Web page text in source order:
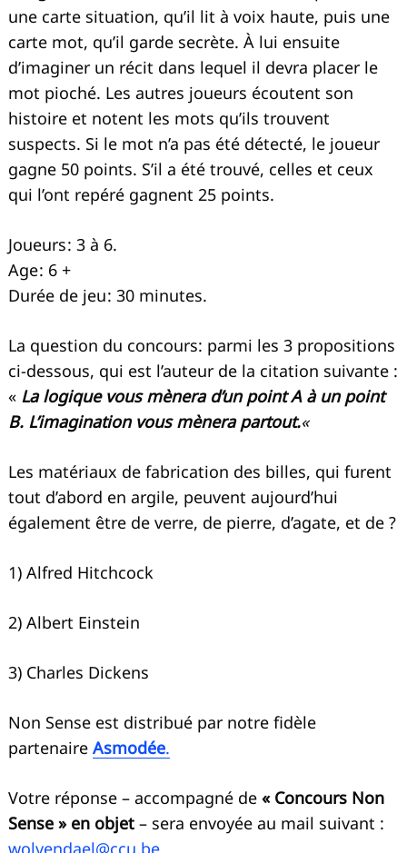
une carte situation, qu’il lit à voix haute, puis une
carte mot, qu’il garde secrète. À lui ensuite
d’imaginer un récit dans lequel il devra placer le
mot pioché. Les autres joueurs écoutent son
histoire et notent les mots qu’ils trouvent
suspects. Si le mot n’a pas été détecté, le joueur
gagne 50 points. S’il a été trouvé, celles et ceux
qui l’ont repéré gagnent 25 points.
Joueurs : 3 à 6.
Age : 6 +
Durée de jeu : 30 minutes.
La question du concours: parmi les 3 propositions
ci-dessous, qui est l’auteur de la citation suivante :
« La logique vous mènera d’un point A à un point
B. L’imagination vous mènera partout.«
Les matériaux de fabrication des billes, qui furent
tout d’abord en argile, peuvent aujourd’hui
également être de verre, de pierre, d’agate, et de ?
1) Alfred Hitchcock
2) Albert Einstein
3) Charles Dickens
Non Sense est distribué par notre fidèle
partenaire Asmodée.
Votre réponse – accompagné de « Concours Non
Sense » en objet – sera envoyée au mail suivant :
wolvendael@ccu.be